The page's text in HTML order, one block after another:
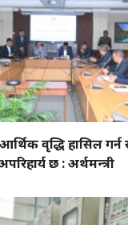
आर्थिक वृद्धि हासिल
छ : अर्थमन्त्री